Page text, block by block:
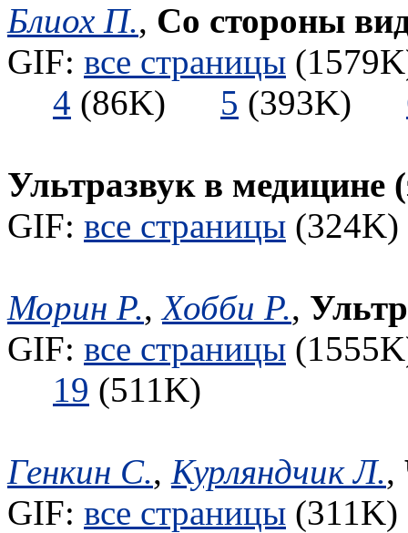
Блиох П., Со стороны
GIF: все страницы
4 (86K) 5 (393K)
Ультразвук в медицине
GIF: все страницы
Морин Р.,Хобби Р.,
GIF: все страницы
19 (511K)
Генкин С., Курляндчик Л.,
GIF: все страницы